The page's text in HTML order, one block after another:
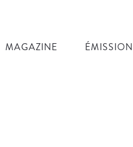
MAGAZINE ÉMISSION